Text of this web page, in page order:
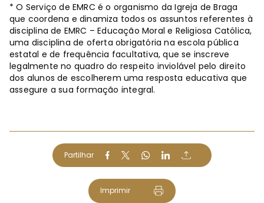
* O Serviço de EMRC é o organismo da Igreja de Braga
que coordena e dinamiza todos os assuntos referentes à
disciplina de EMRC – Educação Moral e Religiosa Católica,
uma disciplina de oferta obrigatória na escola pública
estatal e de frequência facultativa, que se inscreve
legalmente no quadro do respeito inviolável pelo direito
dos alunos de escolherem uma resposta educativa que
assegure a sua formação integral.
Partilhar
Imprimir